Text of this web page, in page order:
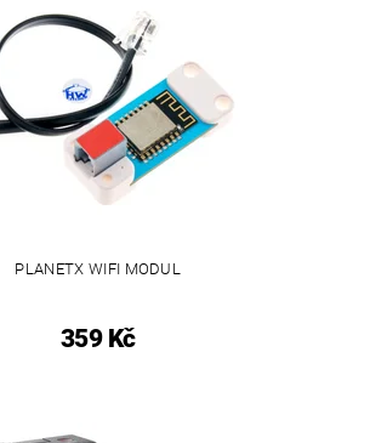
PLANETX WIFI MODUL
359 Kč